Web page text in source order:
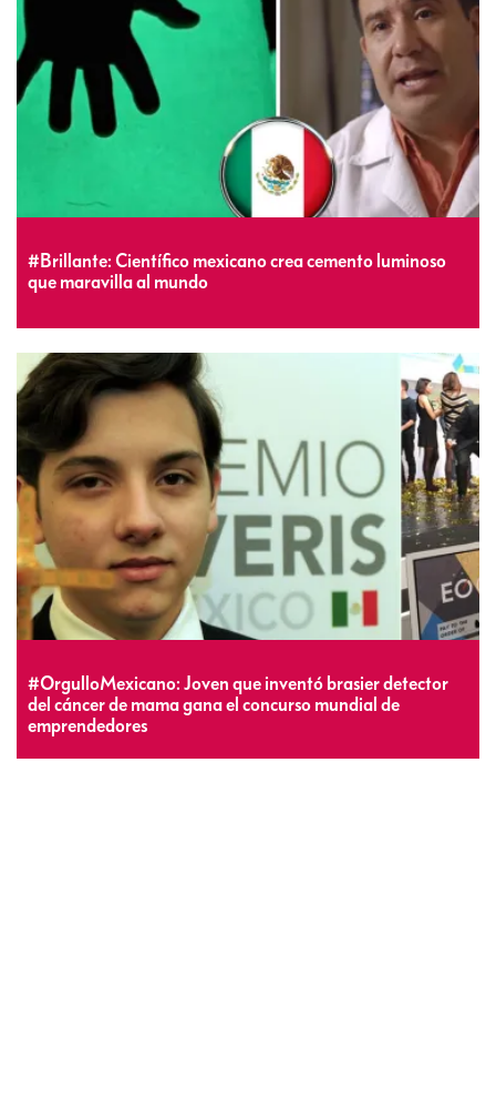
#Brillante: Científico mexicano crea cemento luminoso
que maravilla al mundo
#OrgulloMexicano: Joven que inventó brasier detector
del cáncer de mama gana el concurso mundial de
emprendedores